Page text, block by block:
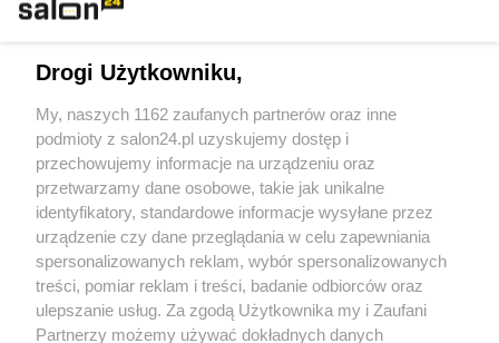
Sport
Społeczeństwo
Kultura
X Facebook Instagram Youtube
Drogi Użytkowniku,
My, naszych 1162 zaufanych partnerów oraz inne
podmioty z salon24.pl uzyskujemy dostęp i
przechowujemy informacje na urządzeniu oraz
przetwarzamy dane osobowe, takie jak unikalne
identyfikatory, standardowe informacje wysyłane przez
urządzenie czy dane przeglądania w celu zapewniania
spersonalizowanych reklam, wybór spersonalizowanych
treści, pomiar reklam i treści, badanie odbiorców oraz
ulepszanie usług. Za zgodą Użytkownika my i Zaufani
Partnerzy możemy używać dokładnych danych